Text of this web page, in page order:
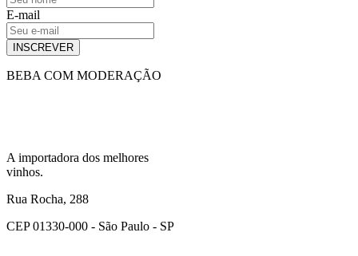
E-mail
INSCREVER
BEBA COM MODERAÇÃO
A importadora dos melhores
vinhos.
Rua Rocha, 288
CEP 01330-000 - São Paulo - SP